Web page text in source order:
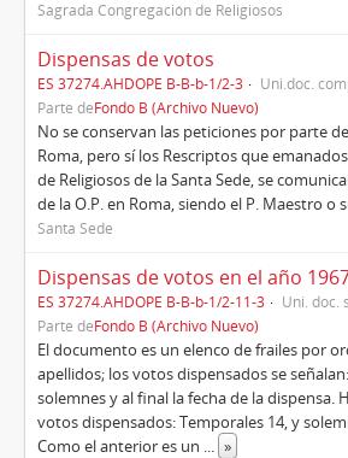
Sagrada Congregación de Religiosos
Dispensas de votos
ES 37274.AHDOPE B-B-b-1/2-3 Uni.doc.
Parte deFondo B (Archivo Nuevo)
No se conservan las peticiones por parte
Roma, pero sí los Rescriptos que
de Religiosos de la Santa Sede, se
de la O.P. en Roma, siendo el P. Maestro o
Santa Sede
Dispensas de votos en el año
ES 37274.AHDOPE B-B-b-1/2-11-3 Uni. doc.
Parte deFondo B (Archivo Nuevo)
El documento es un elenco de frailes por
apellidos; los votos dispensados se
solemnes y al final la fecha de la dispensa.
votos dispensados: Temporales 14, y
Como el anterior es un ... »